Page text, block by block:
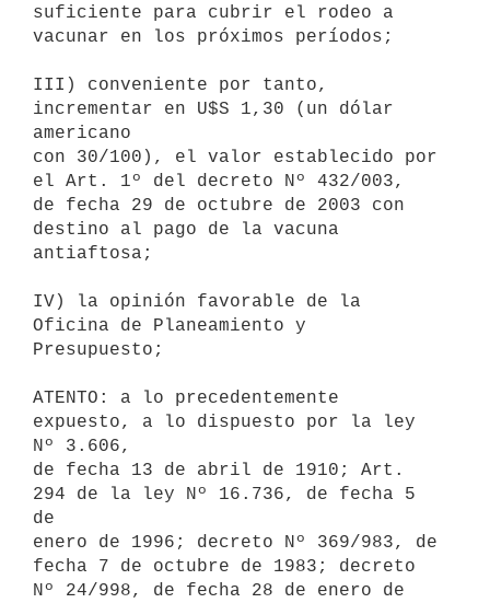
suficiente para cubrir el rodeo a
vacunar en los próximos períodos;
III) conveniente por tanto,
incrementar en U$S 1,30 (un dólar
americano
con 30/100), el valor establecido por
el Art. 1º del decreto Nº 432/003,
de fecha 29 de octubre de 2003 con
destino al pago de la vacuna
antiaftosa;
IV) la opinión favorable de la
Oficina de Planeamiento y
Presupuesto;
ATENTO: a lo precedentemente
expuesto, a lo dispuesto por la ley
Nº 3.606,
de fecha 13 de abril de 1910; Art.
294 de la ley Nº 16.736, de fecha 5
de
enero de 1996; decreto Nº 369/983, de
fecha 7 de octubre de 1983; decreto
Nº 24/998, de fecha 28 de enero de